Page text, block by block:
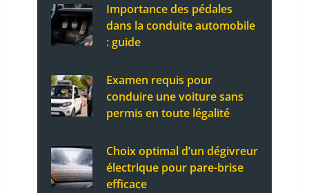
Importance des pédales
dans la conduite automobile
: guide
Examen requis pour
conduire une voiture sans
permis en toute légalité
Choix optimal d’un dégivreur
électrique pour pare-brise
efficace